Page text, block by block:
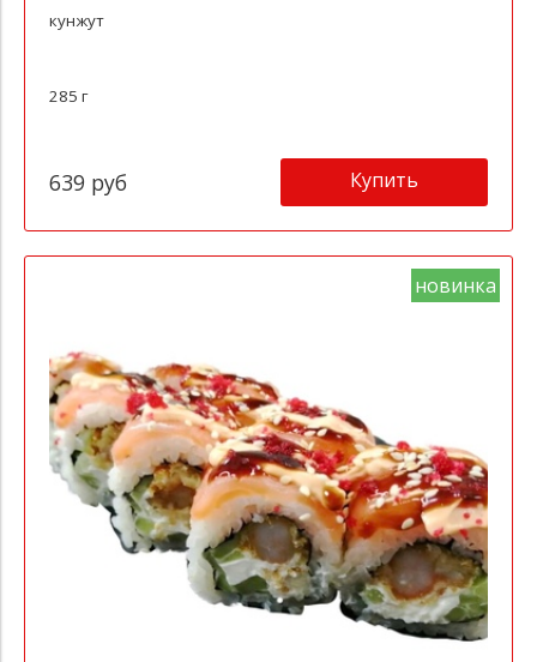
кунжут
285 г
639 руб Купить
новинка